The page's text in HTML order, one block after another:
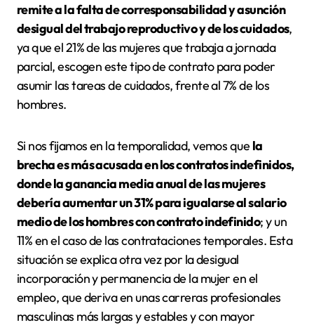
remite a la falta de corresponsabilidad y asunción
desigual del trabajo reproductivo y de los cuidados,
ya que el 21% de las mujeres que trabaja a jornada
parcial, escogen este tipo de contrato para poder
asumir las tareas de cuidados, frente al 7% de los
hombres.
Si nos fijamos en la temporalidad, vemos que la
brecha es más acusada en los contratos indefinidos,
donde la ganancia media anual de las mujeres
debería aumentar un 31% para igualarse al salario
medio de los hombres con contrato indefinido; y un
11% en el caso de las contrataciones temporales. Esta
situación se explica otra vez por la desigual
incorporación y permanencia de la mujer en el
empleo, que deriva en unas carreras profesionales
masculinas más largas y estables y con mayor